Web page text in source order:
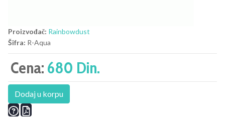
Proizvođač: Rainbowdust
Šifra: R-Aqua
Cena: 680 Din.
Dodaj u korpu